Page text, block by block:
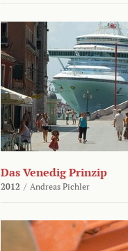
Das Venedig Prinzip
2012 / Andreas Pichler